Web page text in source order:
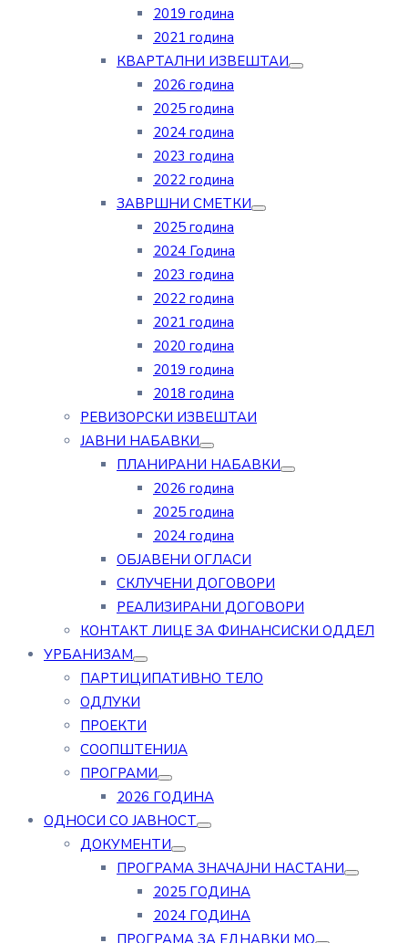
2019 година
2021 година
КВАРТАЛНИ ИЗВЕШТАИ
2026 година
2025 година
2024 година
2023 година
2022 година
ЗАВРШНИ СМЕТКИ
2025 година
2024 Година
2023 година
2022 година
2021 година
2020 година
2019 година
2018 година
РЕВИЗОРСКИ ИЗВЕШТАИ
ЈАВНИ НАБАВКИ
ПЛАНИРАНИ НАБАВКИ
2026 година
2025 година
2024 година
ОБЈАВЕНИ ОГЛАСИ
СКЛУЧЕНИ ДОГОВОРИ
РЕАЛИЗИРАНИ ДОГОВОРИ
КОНТАКТ ЛИЦЕ ЗА ФИНАНСИСКИ ОДДЕЛ
УРБАНИЗАМ
ПАРТИЦИПАТИВНО ТЕЛО
ОДЛУКИ
ПРОЕКТИ
СООПШТЕНИЈА
ПРОГРАМИ
2026 ГОДИНА
ОДНОСИ СО ЈАВНОСТ
ДОКУМЕНТИ
ПРОГРАМА ЗНАЧАЈНИ НАСТАНИ
2025 ГОДИНА
2024 ГОДИНА
ПРОГРАМА ЗА ЕДНАВКИ МО